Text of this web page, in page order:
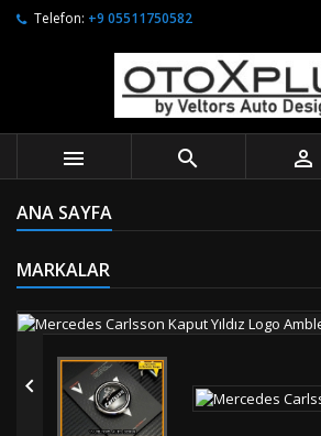
Telefon: +9 05511750582
  
ANA SAYFA
MARKALAR
